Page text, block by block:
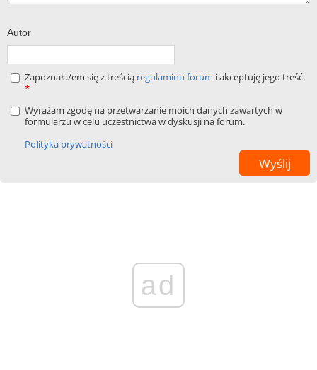
Autor
Zapoznała/em się z treścią regulaminu forum i akceptuję jego treść.
*
Wyrażam zgodę na przetwarzanie moich danych zawartych w
formularzu w celu uczestnictwa w dyskusji na forum.
Polityka prywatności
ad